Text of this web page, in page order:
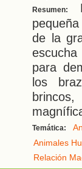
Resumen:
de la
para
los
Temática:
Animales
Relación